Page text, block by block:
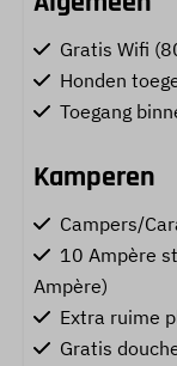
Gratis Wifi
Honden
Toegang
Kamperen
Campers/
10 Ampère
Ampère)
Extra ruime
Gratis